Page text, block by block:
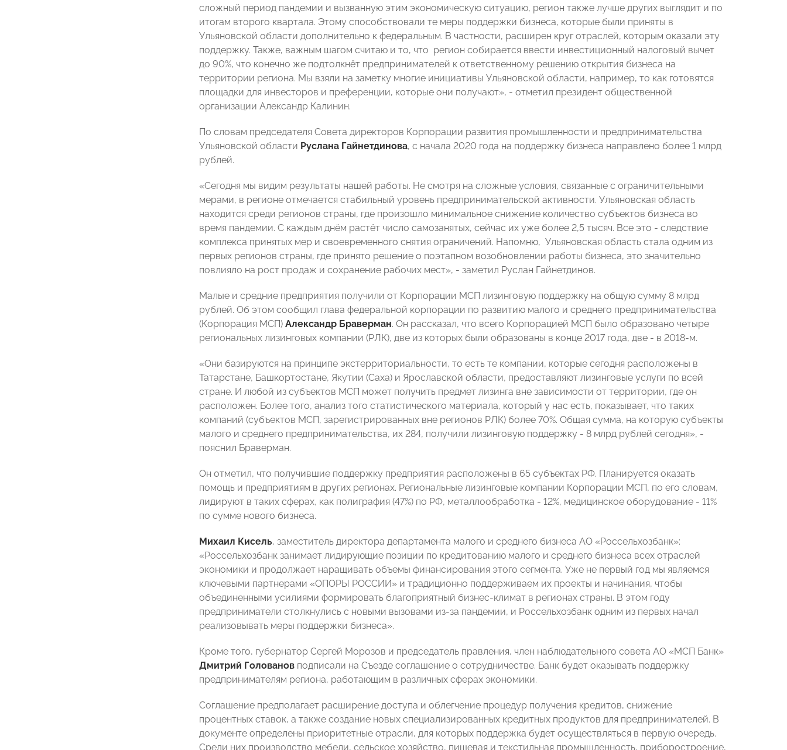
сложный период пандемии и вызванную этим экономическую ситуацию, регион также лучше других выглядит и по
итогам второго квартала. Этому способствовали те меры поддержки бизнеса, которые были приняты в
Ульяновской области дополнительно к федеральным. В частности, расширен круг отраслей, которым оказали эту
поддержку. Также, важным шагом считаю и то, что регион собирается ввести инвестиционный налоговый вычет
до 90%, что конечно же подтолкнёт предпринимателей к ответственному решению открытия бизнеса на
территории региона. Мы взяли на заметку многие инициативы Ульяновской области, например, то как готовятся
площадки для инвесторов и преференции, которые они получают», - отметил президент общественной
организации Александр Калинин.
По словам председателя Совета директоров Корпорации развития промышленности и предпринимательства
Ульяновской области Руслана Гайнетдинова, с начала 2020 года на поддержку бизнеса направлено более 1 млрд
рублей.
«Сегодня мы видим результаты нашей работы. Не смотря на сложные условия, связанные с ограничительными
мерами, в регионе отмечается стабильный уровень предпринимательской активности. Ульяновская область
находится среди регионов страны, где произошло минимальное снижение количество субъектов бизнеса во
время пандемии. С каждым днём растёт число самозанятых, сейчас их уже более 2,5 тысяч. Все это - следствие
комплекса принятых мер и своевременного снятия ограничений. Напомню, Ульяновская область стала одним из
первых регионов страны, где принято решение о поэтапном возобновлении работы бизнеса, это значительно
повлияло на рост продаж и сохранение рабочих мест», - заметил Руслан Гайнетдинов.
Малые и средние предприятия получили от Корпорации МСП лизинговую поддержку на общую сумму 8 млрд
рублей. Об этом сообщил глава федеральной корпорации по развитию малого и среднего предпринимательства
(Корпорация МСП) Александр Браверман. Он рассказал, что всего Корпорацией МСП было образовано четыре
региональных лизинговых компании (РЛК), две из которых были образованы в конце 2017 года, две - в 2018-м.
«Они базируются на принципе экстерриториальности, то есть те компании, которые сегодня расположены в
Татарстане, Башкортостане, Якутии (Саха) и Ярославской области, предоставляют лизинговые услуги по всей
стране. И любой из субъектов МСП может получить предмет лизинга вне зависимости от территории, где он
расположен. Более того, анализ того статистического материала, который у нас есть, показывает, что таких
компаний (субъектов МСП, зарегистрированных вне регионов РЛК) более 70%. Общая сумма, на которую субъекты
малого и среднего предпринимательства, их 284, получили лизинговую поддержку - 8 млрд рублей сегодня», -
пояснил Браверман.
Он отметил, что получившие поддержку предприятия расположены в 65 субъектах РФ. Планируется оказать
помощь и предприятиям в других регионах. Региональные лизинговые компании Корпорации МСП, по его словам,
лидируют в таких сферах, как полиграфия (47%) по РФ, металлообработка - 12%, медицинское оборудование - 11%
по сумме нового бизнеса.
Михаил Кисель, заместитель директора департамента малого и среднего бизнеса АО «Россельхозбанк»:
«Россельхозбанк занимает лидирующие позиции по кредитованию малого и среднего бизнеса всех отраслей
экономики и продолжает наращивать объемы финансирования этого сегмента. Уже не первый год мы являемся
ключевыми партнерами «ОПОРЫ РОССИИ» и традиционно поддерживаем их проекты и начинания, чтобы
объединенными усилиями формировать благоприятный бизнес-климат в регионах страны. В этом году
предприниматели столкнулись с новыми вызовами из-за пандемии, и Россельхозбанк одним из первых начал
реализовывать меры поддержки бизнеса».
Кроме того, губернатор Сергей Морозов и председатель правления, член наблюдательного совета АО «МСП Банк»
Дмитрий Голованов подписали на Съезде соглашение о сотрудничестве. Банк будет оказывать поддержку
предпринимателям региона, работающим в различных сферах экономики.
Соглашение предполагает расширение доступа и облегчение процедур получения кредитов, снижение
процентных ставок, а также создание новых специализированных кредитных продуктов для предпринимателей. В
документе определены приоритетные отрасли, для которых поддержка будет осуществляться в первую очередь.
Среди них производство мебели, сельское хозяйство, пищевая и текстильная промышленность, приборостроение,